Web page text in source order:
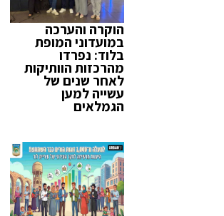
הוקרה והערכה
במועדוני המופת
בלוד: נפרדו
מהרכזות הוותיקות
לאחר שנים של
עשייה למען
הגמלאים